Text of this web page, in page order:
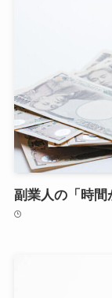
副業人の「時間